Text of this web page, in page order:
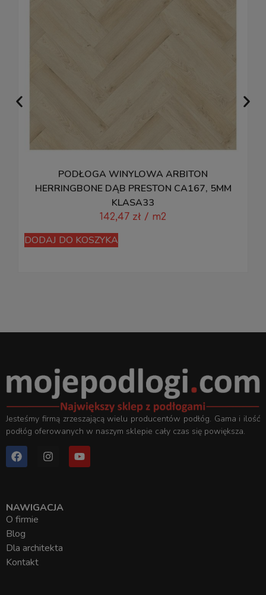
PODŁOGA WINYLOWA ARBITON
HERRINGBONE DĄB PRESTON CA167, 5MM
KLASA33
142,47 zł / m2
DODAJ DO KOSZYKA
Jesteśmy firmą zrzeszającą wielu producentów podłóg. Gama i ilość
podłóg oferowanych w naszym sklepie cały czas się powiększa.
NAWIGACJA
O firmie
Blog
Dla architekta
Kontakt